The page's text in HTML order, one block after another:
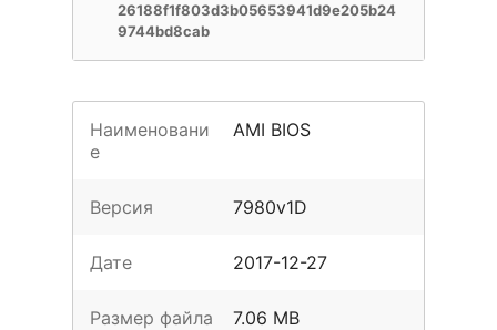
26188f1f803d3b05653941d9e205b24
9744bd8cab
Наименовани
е
AMI BIOS
Версия 7980v1D
Дате 2017-12-27
Размер файла 7.06 MB